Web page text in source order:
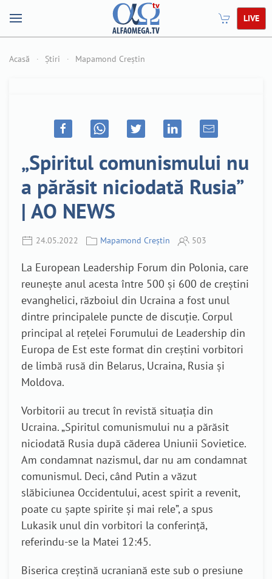
LIVE
Acasă Știri Mapamond Creștin
„Spiritul comunismului nu
a părăsit niciodată Rusia”
| AO NEWS
24.05.2022 Mapamond Creștin 503
La European Leadership Forum din Polonia, care
reunește anul acesta între 500 și 600 de creștini
evanghelici, războiul din Ucraina a fost unul
dintre principalele puncte de discuție. Corpul
principal al rețelei Forumului de Leadership din
Europa de Est este format din creștini vorbitori
de limbă rusă din Belarus, Ucraina, Rusia și
Moldova.
Vorbitorii au trecut în revistă situația din
Ucraina. „Spiritul comunismului nu a părăsit
niciodată Rusia după căderea Uniunii Sovietice.
Am condamnat nazismul, dar nu am condamnat
comunismul. Deci, când Putin a văzut
slăbiciunea Occidentului, acest spirit a revenit,
poate cu șapte spirite și mai rele”, a spus
Lukasik unul din vorbitori la conferință,
referindu-se la Matei 12:45.
Biserica creștină ucraniană este sub o presiune